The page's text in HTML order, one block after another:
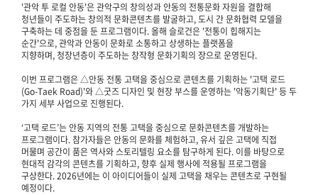
'관악 투 로컬 안동'은 관악구의 창의성과 안동의 전통문화 자원을 결합해
청년들이 주도하는 창의적 문화콘텐츠를 발굴하고, 도시 간 문화협력 모델을
구축하는 데 중점을 둔 프로그램이다. 올해 슬로건은 '전통이 힙해지는
순간'으로, 관악과 안동이 문화로 소통하고 상생하는 플랫폼을
지향하며, 청장년층이 주도하는 창작형 문화기획의 장으로 운영된다.
이번 프로그램은 △안동 전통 고택을 중심으로 콘텐츠를 기획하는 '고택 로드
(Go-Taek Road)'와 △굿즈 디자인 및 현장 부스를 운영하는 '악동기획단' 등 두
가지 세부 사업으로 진행된다.
‘고택 로드’는 안동 지역의 전통 고택을 중심으로 문화콘텐츠를 개발하는
프로그램이다. 참가자들은 안동의 문화를 체험하고, 유서 깊은 고택에 직접
머물며 공간이 품은 역사와 스토리텔링 요소를 탐구하게 된다. 이를 바탕으로
현대적 감각의 콘텐츠를 기획하고, 향후 실제 행사에 적용될 프로그램을
구상한다. 2026년에는 이 아이디어들이 실제 고택을 채우는 콘텐츠로 구현될
예정이다.